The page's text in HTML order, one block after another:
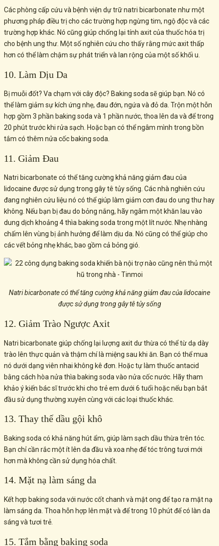
Các phòng cấp cứu và bệnh viện dự trữ natri bicarbonate như một
phương pháp điều trị cho các trường hợp ngừng tim, ngộ độc và các
trường hợp khác. Nó cũng giúp chống lại tính axit của thuốc hóa trị
cho bệnh ung thư. Một số nghiên cứu cho thấy rằng mức axit thấp
hơn có thể làm chậm sự phát triển và lan rộng của một số khối u.
10. Làm Dịu Da
Bị muỗi đốt? Va chạm với cây độc? Baking soda sẽ giúp bạn. Nó có
thể làm giảm sự kích ứng nhẹ, đau đớn, ngứa và đỏ da. Trộn một hỗn
hợp gồm 3 phần baking soda và 1 phần nước, thoa lên da và để trong
20 phút trước khi rửa sạch. Hoặc bạn có thể ngâm mình trong bồn
tắm có thêm nửa cốc baking soda.
11. Giảm Đau
Natri bicarbonate có thể tăng cường khả năng giảm đau của
lidocaine được sử dụng trong gây tê tủy sống. Các nhà nghiên cứu
đang nghiên cứu liệu nó có thể giúp làm giảm cơn đau do ung thư hay
không. Nếu bạn bị đau do bỏng nắng, hãy ngâm một khăn lau vào
dung dịch khoảng 4 thìa baking soda trong một lít nước. Nhẹ nhàng
chấm lên vùng bị ảnh hưởng để làm dịu da. Nó cũng có thể giúp cho
các vết bỏng nhẹ khác, bao gồm cả bỏng gió.
Natri bicarbonate có thể tăng cường khả năng giảm đau của lidocaine
được sử dụng trong gây tê tủy sống
12. Giảm Trào Ngược Axit
Natri bicarbonate giúp chống lại lượng axit dư thừa có thể từ dạ dày
trào lên thực quản và thậm chí là miệng sau khi ăn. Bạn có thể mua
nó dưới dạng viên nhai không kê đơn. Hoặc tự làm thuốc antacid
bằng cách hòa nửa thìa baking soda vào nửa cốc nước. Hãy tham
khảo ý kiến bác sĩ trước khi cho trẻ em dưới 6 tuổi hoặc nếu bạn bắt
đầu sử dụng thường xuyên cùng với các loại thuốc khác.
13. Thay thế dầu gội khô
Baking soda có khả năng hút ẩm, giúp làm sạch dầu thừa trên tóc.
Bạn chỉ cần rắc một ít lên da đầu và xoa nhẹ để tóc trông tươi mới
hơn mà không cần sử dụng hóa chất.
14. Mặt nạ làm sáng da
Kết hợp baking soda với nước cốt chanh và mật ong để tạo ra mặt nạ
làm sáng da. Thoa hỗn hợp lên mặt và để trong 10 phút để có làn da
sáng và tươi trẻ.
15. Tắm bằng baking soda